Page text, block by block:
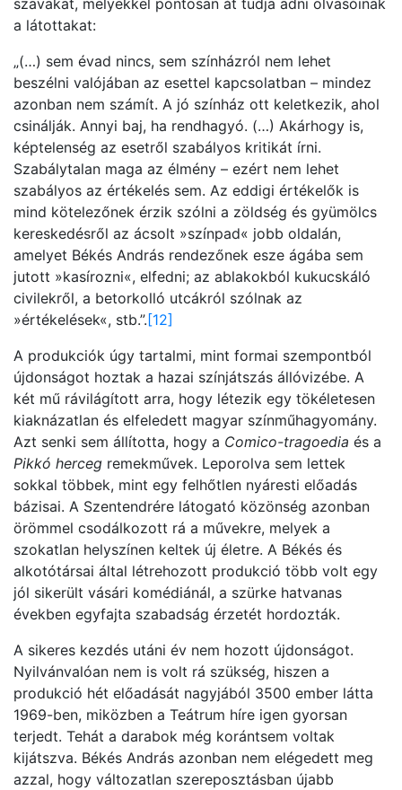
a látottakat:
„(…) sem évad nincs, sem színházról nem lehet
beszélni valójában az esettel kapcsolatban – mindez
azonban nem számít. A jó színház ott keletkezik, ahol
csinálják. Annyi baj, ha rendhagyó. (…) Akárhogy is,
képtelenség az esetről szabályos kritikát írni.
Szabálytalan maga az élmény – ezért nem lehet
szabályos az értékelés sem. Az eddigi értékelők is
mind kötelezőnek érzik szólni a zöldség és gyümölcs
kereskedésről az ácsolt »színpad« jobb oldalán,
amelyet Békés András rendezőnek esze ágába sem
jutott »kasírozni«, elfedni; az ablakokból kukucskáló
civilekről, a betorkolló utcákról szólnak az
»értékelések«, stb.”.[12]
A produkciók úgy tartalmi, mint formai szempontból
újdonságot hoztak a hazai színjátszás állóvizébe. A
két mű rávilágított arra, hogy létezik egy tökéletesen
kiaknázatlan és elfeledett magyar színműhagyomány.
Azt senki sem állította, hogy a Comico-tragoedia és a
Pikkó herceg remekművek. Leporolva sem lettek
sokkal többek, mint egy felhőtlen nyáresti előadás
bázisai. A Szentendrére látogató közönség azonban
örömmel csodálkozott rá a művekre, melyek a
szokatlan helyszínen keltek új életre. A Békés és
alkotótársai által létrehozott produkció több volt egy
jól sikerült vásári komédiánál, a szürke hatvanas
években egyfajta szabadság érzetét hordozták.
A sikeres kezdés utáni év nem hozott újdonságot.
Nyilvánvalóan nem is volt rá szükség, hiszen a
produkció hét előadását nagyjából 3500 ember látta
1969-ben, miközben a Teátrum híre igen gyorsan
terjedt. Tehát a darabok még korántsem voltak
kijátszva. Békés András azonban nem elégedett meg
azzal, hogy változatlan szereposztásban újabb